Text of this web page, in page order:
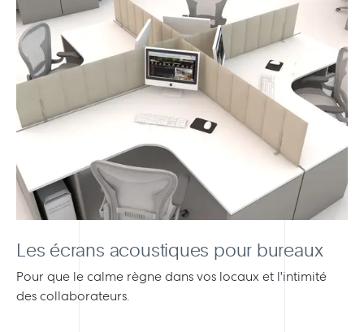
Les écrans acoustiques pour bureaux
Pour que le calme règne dans vos locaux et l'intimité
des collaborateurs.